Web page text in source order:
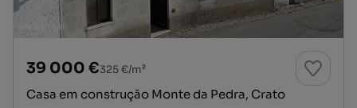
39 000 €325 €/m²
Casa em construção Monte da Pedra, Crato